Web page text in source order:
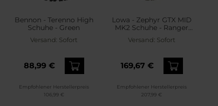
Bennon - Terenno High
Schuhe - Green
Versand: Sofort
88,99 €
Empfohlener Herstellerpreis
106,99 €
Lowa - Zephyr GTX MID
MK2 Schuhe - Ranger
Versand: Sofort
169,67 €
Empfohlener Herstellerpreis
207,99 €